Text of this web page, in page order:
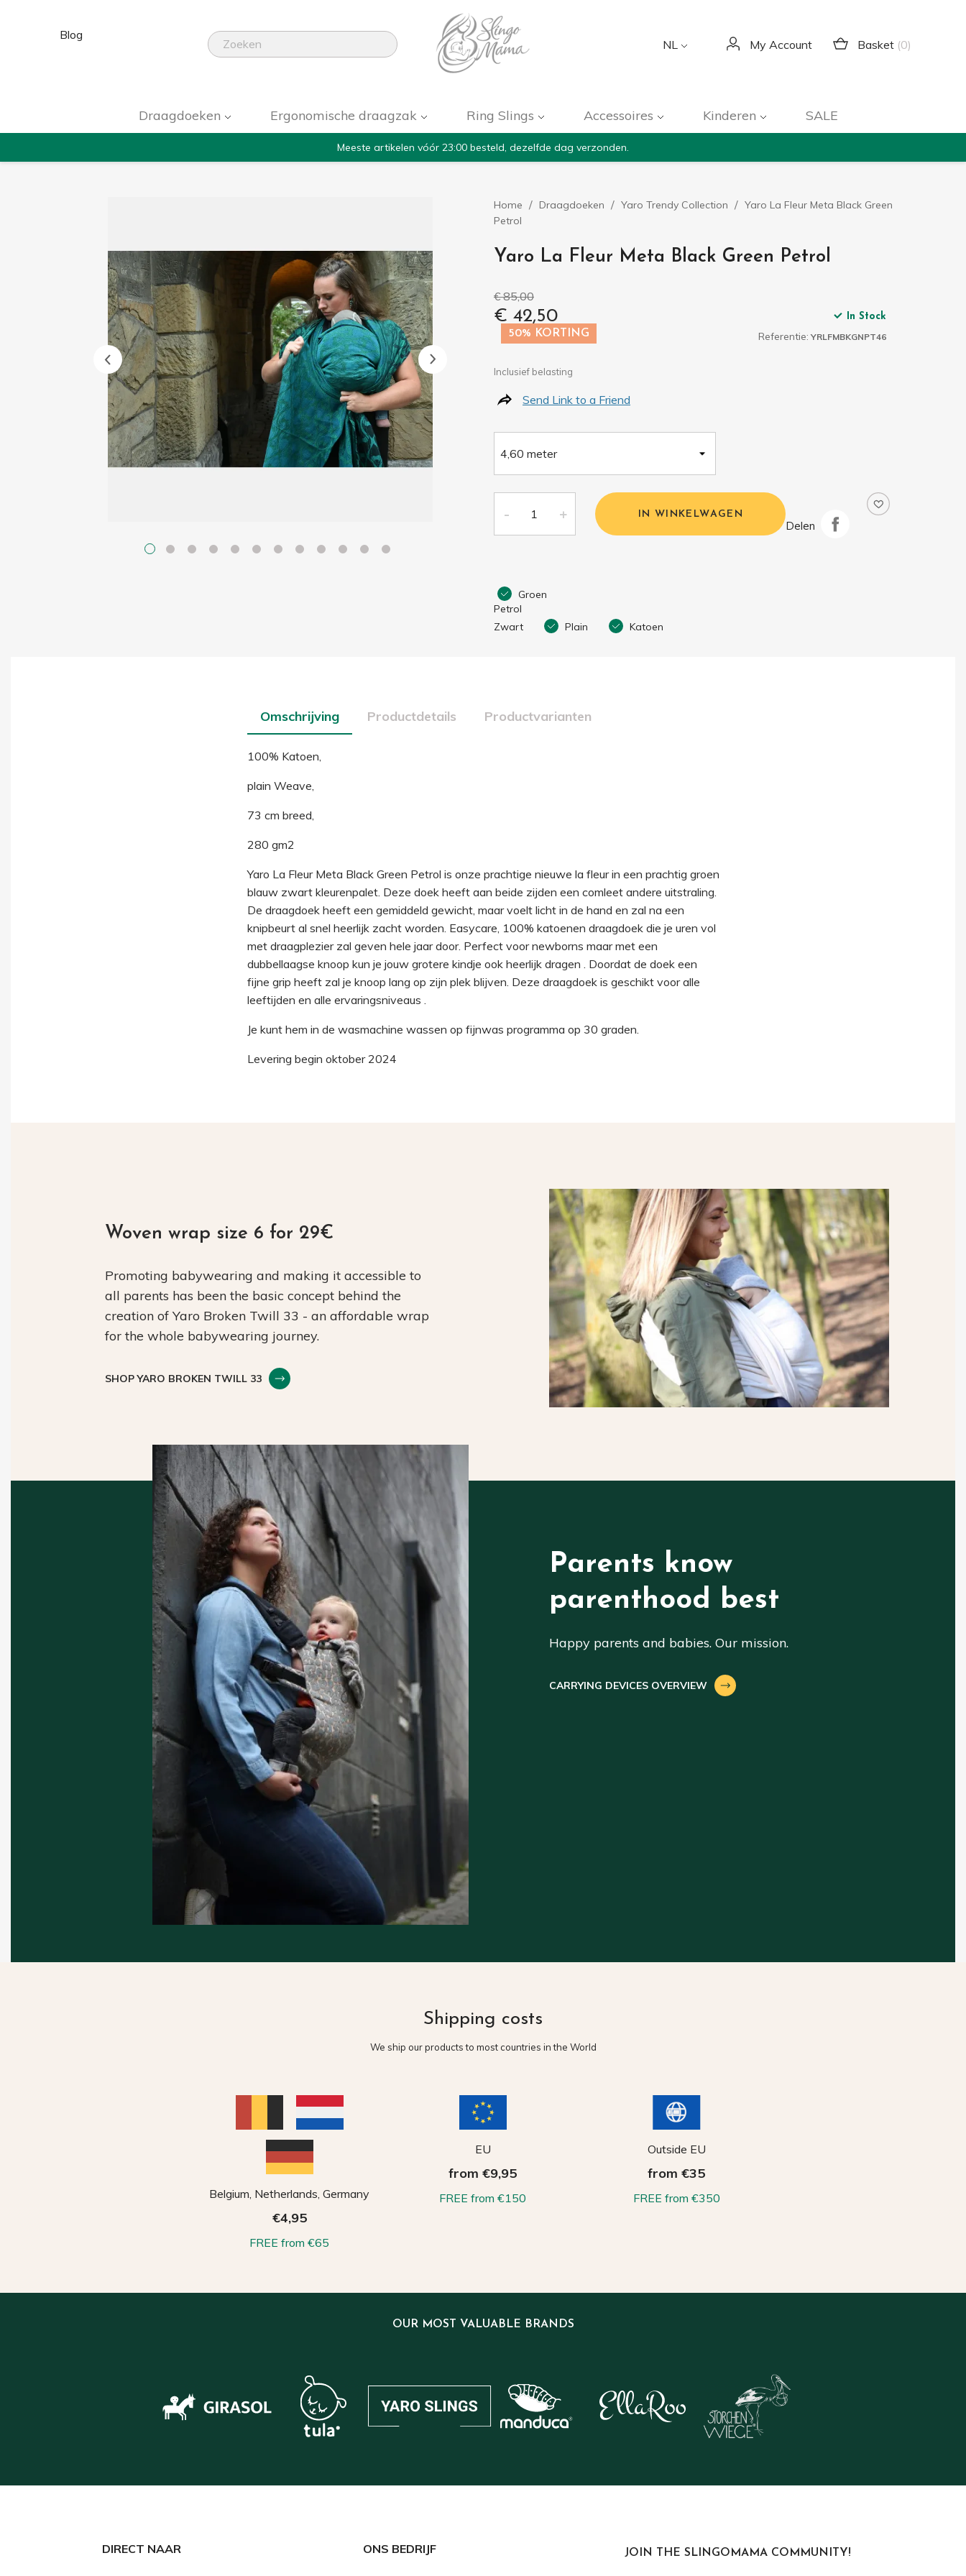
Blog
NL My Account Basket (0)
Draagdoeken Ergonomische draagzak Ring Slings Accessoires Kinderen SALE
Meeste artikelen vóór 23:00 besteld, dezelfde dag verzonden.
Home Draagdoeken Yaro Trendy Collection
Yaro La Fleur Meta Black Green
Petrol
Yaro La Fleur Meta Black Green Petrol
€ 85,00
€ 42,50
50% KORTING
In Stock
Referentie: YRLFMBKGNPT46
Inclusief belasting
Send Link to a Friend
IN WINKELWAGEN
Delen
Groen
Petrol
Zwart
Plain Katoen
Omschrijving Productdetails Productvarianten
100% Katoen,
plain Weave,
73 cm breed,
280 gm2
Yaro La Fleur Meta Black Green Petrol is onze prachtige nieuwe la fleur in een prachtig groen
blauw zwart kleurenpalet. Deze doek heeft aan beide zijden een comleet andere uitstraling.
De draagdoek heeft een gemiddeld gewicht, maar voelt licht in de hand en zal na een
knipbeurt al snel heerlijk zacht worden. Easycare, 100% katoenen draagdoek die je uren vol
met draagplezier zal geven hele jaar door. Perfect voor newborns maar met een
dubbellaagse knoop kun je jouw grotere kindje ook heerlijk dragen . Doordat de doek een
fijne grip heeft zal je knoop lang op zijn plek blijven. Deze draagdoek is geschikt voor alle
leeftijden en alle ervaringsniveaus .
Je kunt hem in de wasmachine wassen op fijnwas programma op 30 graden.
Levering begin oktober 2024
Woven wrap size 6 for 29€
Promoting babywearing and making it accessible to
all parents has been the basic concept behind the
creation of Yaro Broken Twill 33 - an affordable wrap
for the whole babywearing journey.
SHOP YARO BROKEN TWILL 33
Parents know
parenthood best
Happy parents and babies. Our mission.
CARRYING DEVICES OVERVIEW
Shipping costs
We ship our products to most countries in the World
Belgium, Netherlands, Germany
€4,95
FREE from €65
EU
from €9,95
FREE from €150
Outside EU
from €35
FREE from €350
OUR MOST VALUABLE BRANDS
DIRECT NAAR ONS BEDRIJF JOIN THE SLINGOMAMA COMMUNITY!